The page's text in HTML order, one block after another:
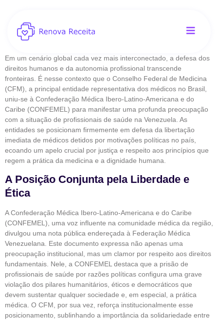
Em um cenário global cada vez mais interconectado, a defesa dos
direitos humanos e da autonomia profissional transcende
fronteiras. É nesse contexto que o Conselho Federal de Medicina
(CFM), a principal entidade representativa dos médicos no Brasil,
uniu-se à Confederação Médica Ibero-Latino-Americana e do
Caribe (CONFEMEL) para manifestar uma profunda preocupação
com a situação de profissionais de saúde na Venezuela. As
entidades se posicionam firmemente em defesa da libertação
imediata de médicos detidos por motivações políticas no país,
ecoando um apelo crucial por justiça e respeito aos princípios que
regem a prática da medicina e a dignidade humana.
A Posição Conjunta pela Liberdade e
Ética
A Confederação Médica Ibero-Latino-Americana e do Caribe
(CONFEMEL), uma voz influente na comunidade médica da região,
divulgou uma nota pública endereçada à Federação Médica
Venezuelana. Este documento expressa não apenas uma
preocupação institucional, mas um clamor por respeito aos direitos
fundamentais. Nele, a CONFEMEL destaca que a prisão de
profissionais de saúde por razões políticas configura uma grave
violação dos pilares humanitários, éticos e democráticos que
devem sustentar qualquer sociedade e, em especial, a prática
médica. O CFM, por sua vez, reforça institucionalmente esse
posicionamento, sublinhando a importância da solidariedade entre